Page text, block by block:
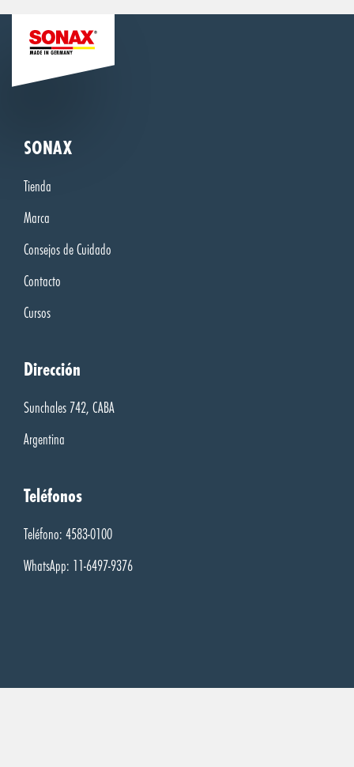
SONAX
Tienda
Marca
Consejos de Cuidado
Contacto
Cursos
Dirección
Sunchales 742, CABA
Argentina
Teléfonos
Teléfono: 4583-0100
WhatsApp: 11-6497-9376